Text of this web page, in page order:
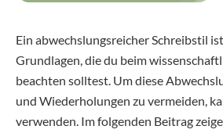
Ein abwechslungsreicher Schreibstil
Grundlagen, die du beim
beachten solltest. Um diese
und Wiederholungen zu vermeiden,
verwenden. Im folgenden Beitrag